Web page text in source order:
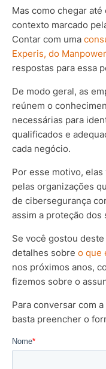
Mas como chegar
contexto marcado
Contar com uma
Experis, do
respostas para essa
De modo geral, as
reúnem o
necessárias para
qualificados e
cada negócio.
Por esse motivo,
pelas organizações
de cibersegurança
assim a proteção dos
Se você gostou
detalhes sobre o que
nos próximos anos,
fizemos sobre o
Para conversar com
basta preencher o